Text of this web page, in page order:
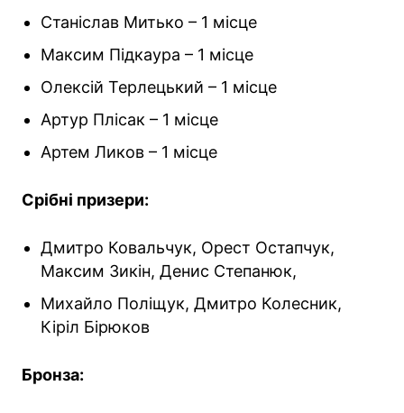
Станіслав Митько – 1 місце
Максим Підкаура – 1 місце
Олексій Терлецький – 1 місце
Артур Плісак – 1 місце
Артем Ликов – 1 місце
Срібні призери:
Дмитро Ковальчук, Орест Остапчук,
Максим Зикін, Денис Степанюк,
Михайло Поліщук, Дмитро Колесник,
Кіріл Бірюков
Бронза: